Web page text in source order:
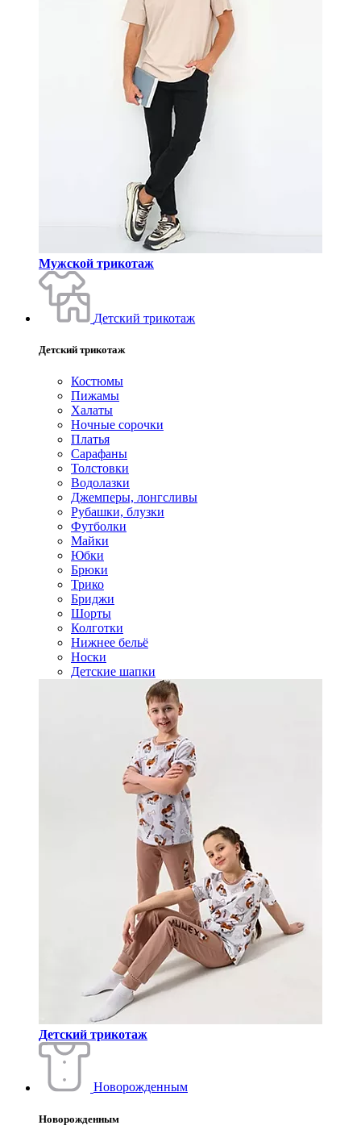
Мужской трикотаж
Детский трикотаж
Детский трикотаж
Костюмы
Пижамы
Халаты
Ночные сорочки
Платья
Сарафаны
Толстовки
Водолазки
Джемперы, лонгсливы
Рубашки, блузки
Футболки
Майки
Юбки
Брюки
Трико
Бриджи
Шорты
Колготки
Нижнее бельё
Носки
Детские шапки
Детский трикотаж
Новорожденным
Новорожденным